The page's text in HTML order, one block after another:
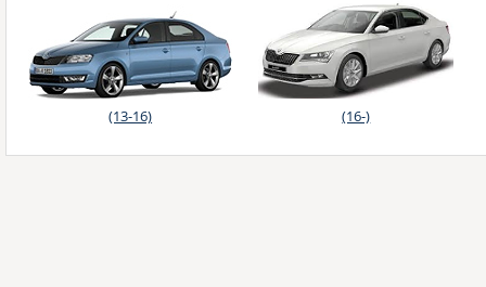
(13-16) (16-)